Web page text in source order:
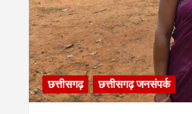
छत्तीसगढ़ छत्तीसगढ़ जनसंपर्क